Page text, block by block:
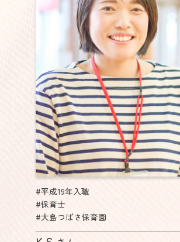
#平成19年入職
#保育士
#大島つばさ保育園